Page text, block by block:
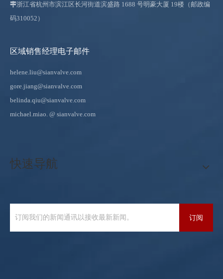
浙江省杭州市滨江区长河街道滨盛路 1688 号明豪大厦 19楼（邮政编
码310052）
区域销售经理电子邮件
helene.liu@sianvalve.com
gore.jiang@sianvalve.com
belinda.qiu@sianvalve.com
michael.miao. @ sianvalve.com
快速导航
订阅